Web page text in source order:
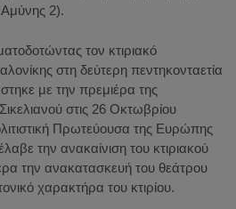
2).
τον κτιριακό
στη δεύτερη πεντηκονταετία
με την πρεμιέρα της
στις 26 Οκτωβρίου
Πρωτεύουσα της Ευρώπης
την ανακαίνιση του κτιριακού
την ανακατασκευή του θεάτρου
χαρακτήρα του κτιρίου.